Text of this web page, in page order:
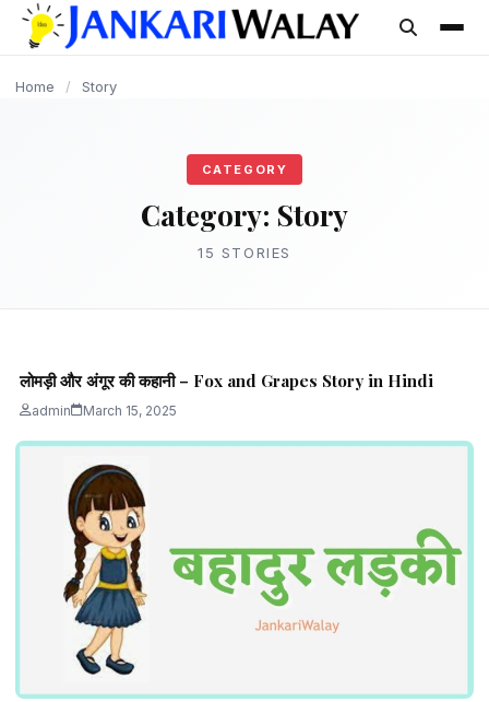
content
Home / Story
CATEGORY
Category: Story
15 STORIES
STORY
लोमड़ी और अंगूर की कहानी – Fox and Grapes Story in Hindi
admin March 15, 2025
STORY
STORY
STORY
STORY